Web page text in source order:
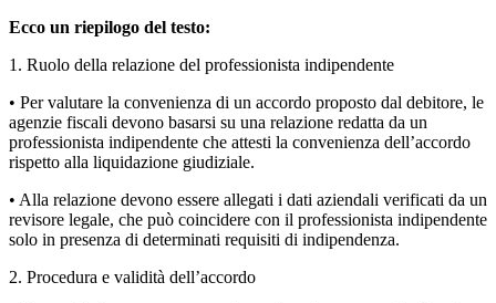
Ecco un riepilogo del testo:
1. Ruolo della relazione del professionista indipendente
• Per valutare la convenienza di un accordo proposto dal debitore, le
agenzie fiscali devono basarsi su una relazione redatta da un
professionista indipendente che attesti la convenienza dell’accordo
rispetto alla liquidazione giudiziale.
• Alla relazione devono essere allegati i dati aziendali verificati da un
revisore legale, che può coincidere con il professionista indipendente
solo in presenza di determinati requisiti di indipendenza.
2. Procedura e validità dell’accordo